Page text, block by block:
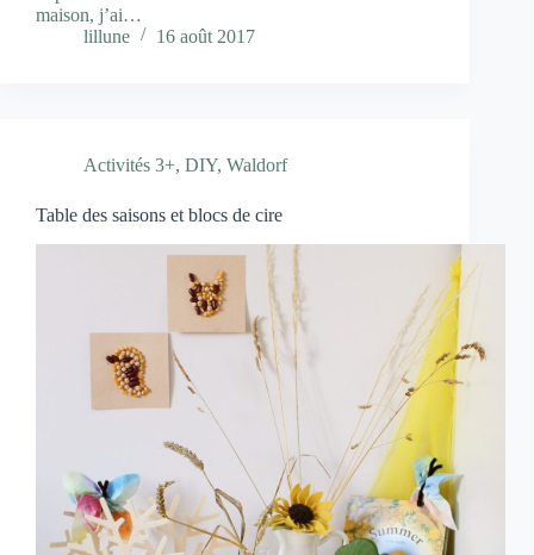
maison, j’ai…
lillune
16 août 2017
Activités 3+, DIY, Waldorf
Table des saisons et blocs de cire